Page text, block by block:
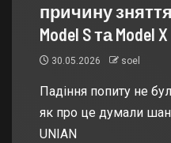
причину
Model S та Model X
30.05.2026 soel
Падіння попиту не
як про це думали
UNIAN